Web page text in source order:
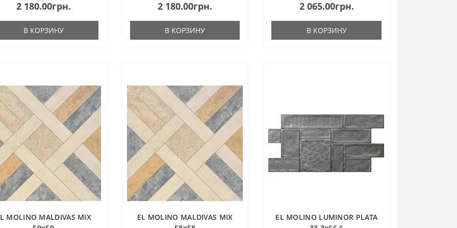
2 180.00грн.
В КОРЗИНУ
2 180.00грн.
В КОРЗИНУ
2 065.00грн.
В КОРЗИНУ
MOLINO MALDIVAS MIX
EL MOLINO MALDIVAS MIX
EL MOLINO LUMINOR PLATA